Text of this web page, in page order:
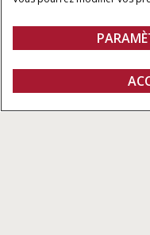
Demander un devis
4
Gamme